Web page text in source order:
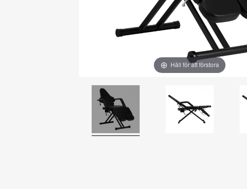
Håll för att förstora